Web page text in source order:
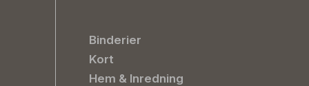
Binderier
Kort
Hem & Inredning